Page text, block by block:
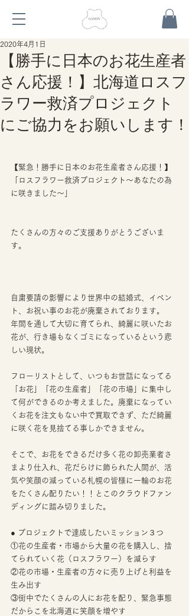
【勝手に日本のお花生産者
さん応援！】北海道ロスフ
ラワー救済プロジェクト
にご協力をお願いします！
2020年4月1日
【緊急！勝手に日本のお花生産者さん応援！】
「ロスフラワー救済プロジェクト〜あなたの為
に咲きました〜」
たくさんの方々のご支援ありがとうございま
す。
自粛要請の影響により世界中の結婚式、イベン
ト、お祝い事のお花が廃棄されております。
年間を通して大切に育てられ、綺麗に咲いたお
花が、行き場もなくゴミになっているという悲
しい現状。
フローリストとして、いつもお世話になってる
「お花」「花の生産者」「花の市場」に集中し
て何ができるのか考えました。廃棄になってい
くお花を注文もない中で買取できず、ただ綺麗
に咲く花を見捨てる事しかできません。
そこで、お花をできるだけ多く花の卸売業者さ
まより仕入れ、花だらけに飾られた人間が、活
気や笑顔の減っている札幌の皆様に一輪のお花
をたくさん配りたい！！とこのクラウドファン
ディングに踏み切りました。
● プロジェクトで達成したいミッション３つ
①花の生産者・市場から大量の花を購入し、捨
てられていく花（ロスフラワー）を減らす
②花の市場・生産者の方々に売り上げと利益を
生み出す
③街中でたくさんの人にお花を配り、緊急事態
だからこを北海道に笑顔を増やす